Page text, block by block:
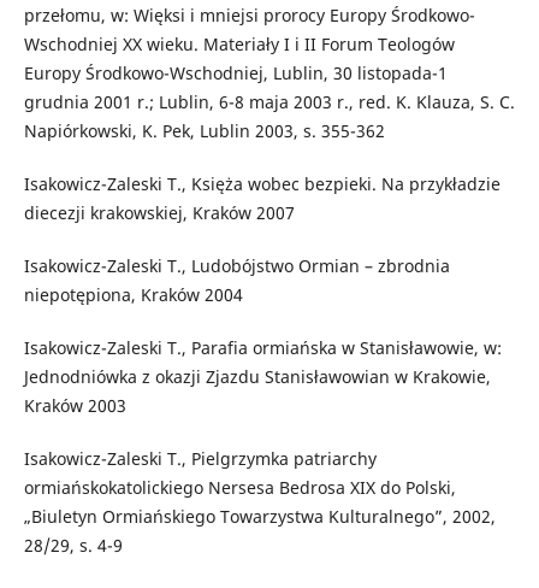
przełomu, w: Więksi i mniejsi prorocy Europy Środkowo-
Wschodniej XX wieku. Materiały I i II Forum Teologów
Europy Środkowo-Wschodniej, Lublin, 30 listopada-1
grudnia 2001 r.; Lublin, 6-8 maja 2003 r., red. K. Klauza, S. C.
Napiórkowski, K. Pek, Lublin 2003, s. 355-362
Isakowicz-Zaleski T., Księża wobec bezpieki. Na przykładzie
diecezji krakowskiej, Kraków 2007
Isakowicz-Zaleski T., Ludobójstwo Ormian – zbrodnia
niepotępiona, Kraków 2004
Isakowicz-Zaleski T., Parafia ormiańska w Stanisławowie, w:
Jednodniówka z okazji Zjazdu Stanisławowian w Krakowie,
Kraków 2003
Isakowicz-Zaleski T., Pielgrzymka patriarchy
ormiańskokatolickiego Nersesa Bedrosa XIX do Polski,
„Biuletyn Ormiańskiego Towarzystwa Kulturalnego”, 2002,
28/29, s. 4-9